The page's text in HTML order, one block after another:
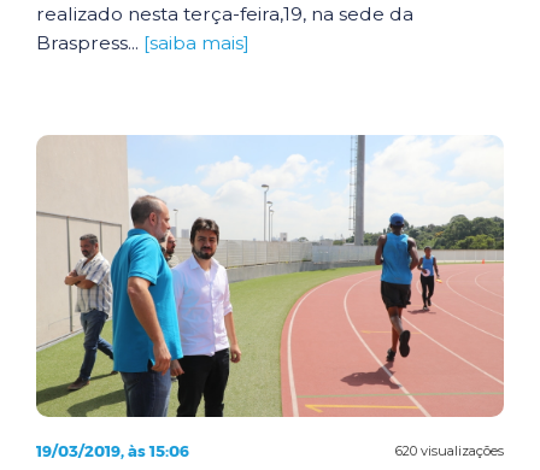
realizado nesta terça-feira,19, na sede da
Braspress... [saiba mais]
620 visualizações
19/03/2019, às 15:06